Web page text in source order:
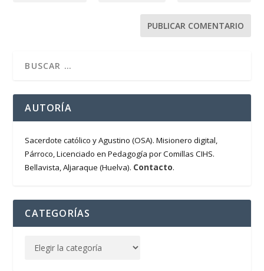
AUTORÍA
Sacerdote católico y Agustino (OSA). Misionero digital,
Párroco, Licenciado en Pedagogía por Comillas CIHS.
Bellavista, Aljaraque (Huelva). Contacto.
CATEGORÍAS